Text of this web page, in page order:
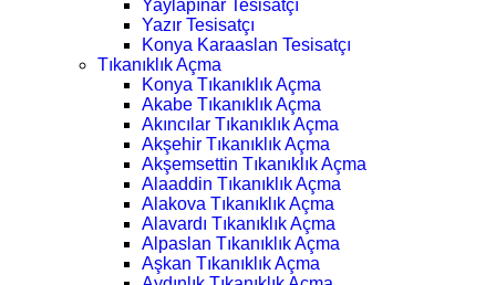
Yaylapınar Tesisatçı
Yazır Tesisatçı
Konya Karaaslan Tesisatçı
Tıkanıklık Açma
Konya Tıkanıklık Açma
Akabe Tıkanıklık Açma
Akıncılar Tıkanıklık Açma
Akşehir Tıkanıklık Açma
Akşemsettin Tıkanıklık Açma
Alaaddin Tıkanıklık Açma
Alakova Tıkanıklık Açma
Alavardı Tıkanıklık Açma
Alpaslan Tıkanıklık Açma
Aşkan Tıkanıklık Açma